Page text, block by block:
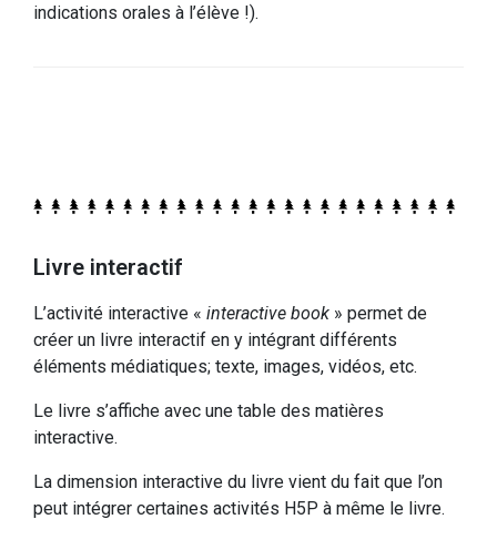
indications orales à l’élève !).
Livre interactif
L’activité interactive « interactive book » permet de
créer un livre interactif en y intégrant différents
éléments médiatiques; texte, images, vidéos, etc.
Le livre s’affiche avec une table des matières
interactive.
La dimension interactive du livre vient du fait que l’on
peut intégrer certaines activités H5P à même le livre.